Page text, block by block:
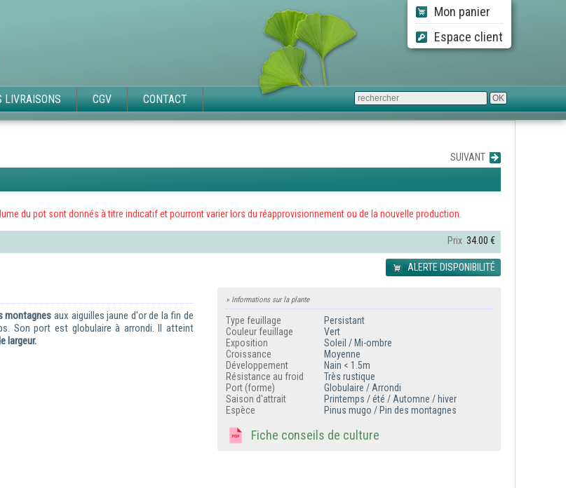
Mon panier
Espace client
LIVRAISONS CGV CONTACT
SUIVANT
du pot sont donnés à titre indicatif et pourront varier lors du réapprovisionnement ou de la nouvelle production.
Prix 34.00 €
ALERTE DISPONIBILITÉ
montagnes aux aiguilles jaune d'or de la fin de
Son port est globulaire à arrondi. Il atteint
largeur.
» Informations sur la plante
Type feuillage
Persistant
Couleur feuillage
Vert
Exposition
Soleil / Mi-ombre
Croissance
Moyenne
Développement
Nain < 1.5m
Résistance au froid
Très rustique
Port (forme)
Globulaire / Arrondi
Saison d'attrait
Printemps / été / Automne / hiver
Espèce
Pinus mugo / Pin des montagnes
Fiche conseils de culture